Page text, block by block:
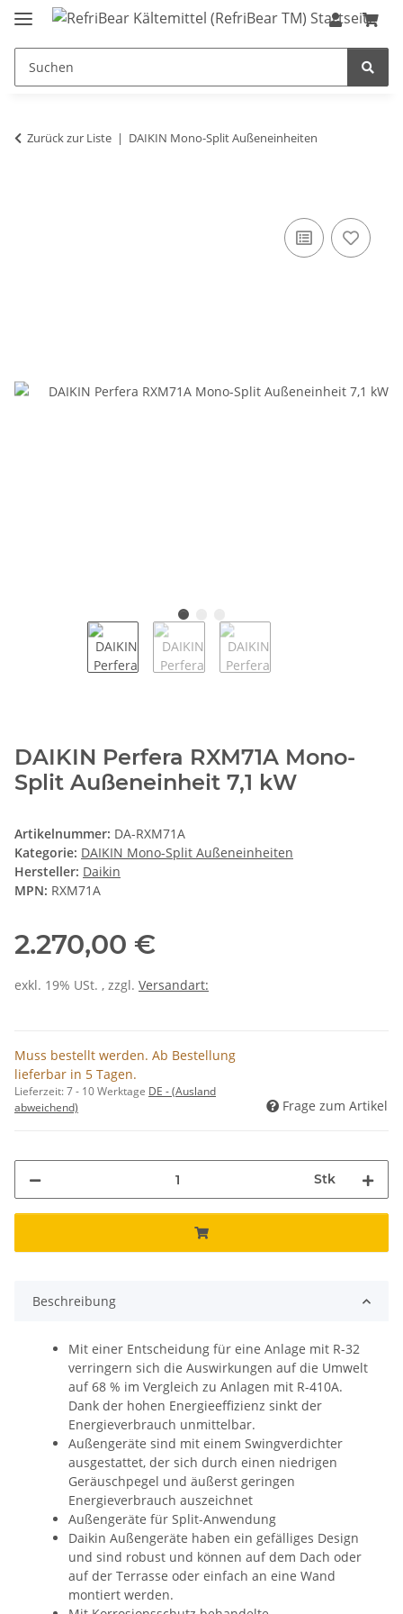
Zurück zur Liste DAIKIN Mono-Split Außeneinheiten
DAIKIN Perfera RXM71A Mono-
Split Außeneinheit 7,1 kW
Artikelnummer: DA-RXM71A
Kategorie: DAIKIN Mono-Split Außeneinheiten
Hersteller: Daikin
MPN: RXM71A
2.270,00 €
exkl. 19% USt. , zzgl. Versandart:
Muss bestellt werden. Ab Bestellung
lieferbar in 5 Tagen.
Lieferzeit:7 - 10 Werktage DE - (Ausland
abweichend)
Frage zum Artikel
Stk
Beschreibung
Mit einer Entscheidung für eine Anlage mit R-32
verringern sich die Auswirkungen auf die Umwelt
auf 68 % im Vergleich zu Anlagen mit R-410A.
Dank der hohen Energieeffizienz sinkt der
Energieverbrauch unmittelbar.
Außengeräte sind mit einem Swingverdichter
ausgestattet, der sich durch einen niedrigen
Geräuschpegel und äußerst geringen
Energieverbrauch auszeichnet
Außengeräte für Split-Anwendung
Daikin Außengeräte haben ein gefälliges Design
und sind robust und können auf dem Dach oder
auf der Terrasse oder einfach an eine Wand
montiert werden.